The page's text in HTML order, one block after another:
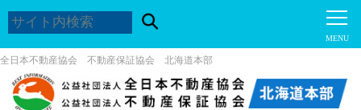
全日本不動産協会 不動産保証協会 北海道本部